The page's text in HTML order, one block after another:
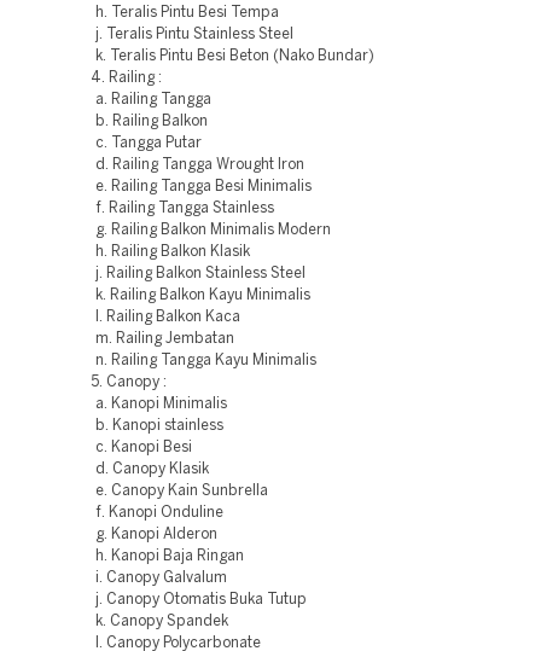
h. Teralis Pintu Besi Tempa
j. Teralis Pintu Stainless Steel
k. Teralis Pintu Besi Beton (Nako Bundar)
4. Railing :
a. Railing Tangga
b. Railing Balkon
c. Tangga Putar
d. Railing Tangga Wrought Iron
e. Railing Tangga Besi Minimalis
f. Railing Tangga Stainless
g. Railing Balkon Minimalis Modern
h. Railing Balkon Klasik
j. Railing Balkon Stainless Steel
k. Railing Balkon Kayu Minimalis
l. Railing Balkon Kaca
m. Railing Jembatan
n. Railing Tangga Kayu Minimalis
5. Canopy :
a. Kanopi Minimalis
b. Kanopi stainless
c. Kanopi Besi
d. Canopy Klasik
e. Canopy Kain Sunbrella
f. Kanopi Onduline
g. Kanopi Alderon
h. Kanopi Baja Ringan
i. Canopy Galvalum
j. Canopy Otomatis Buka Tutup
k. Canopy Spandek
l. Canopy Polycarbonate